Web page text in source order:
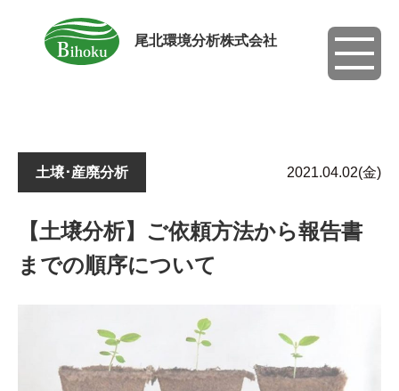
尾北環境分析株式会社
toggle
土壌･産廃分析 2021.04.02(金)
【土壌分析】ご依頼方法から報告書
までの順序について